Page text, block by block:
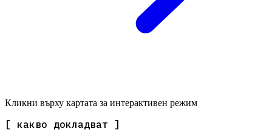
Кликни върху картата за интерактивен режим
[ какво докладват ]